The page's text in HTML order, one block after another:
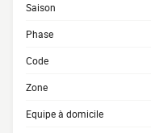
Saison
Phase
Code
Zone
Equipe à domicile